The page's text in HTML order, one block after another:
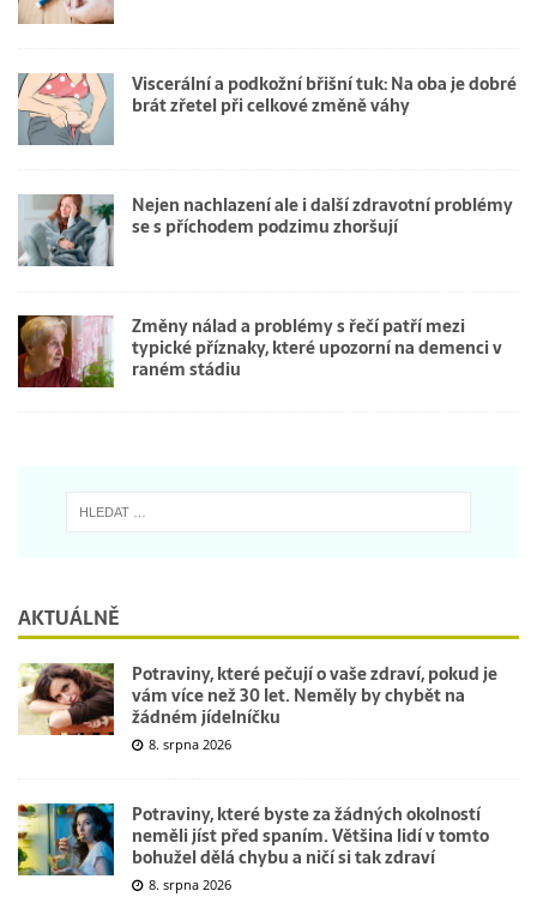
Viscerální a podkožní břišní tuk: Na oba je dobré
brát zřetel při celkové změně váhy
Nejen nachlazení ale i další zdravotní problémy
se s příchodem podzimu zhoršují
Změny nálad a problémy s řečí patří mezi
typické příznaky, které upozorní na demenci v
raném stádiu
AKTUÁLNĚ
Potraviny, které pečují o vaše zdraví, pokud je
vám více než 30 let. Neměly by chybět na
žádném jídelníčku
8. srpna 2026
Potraviny, které byste za žádných okolností
neměli jíst před spaním. Většina lidí v tomto
bohužel dělá chybu a ničí si tak zdraví
8. srpna 2026